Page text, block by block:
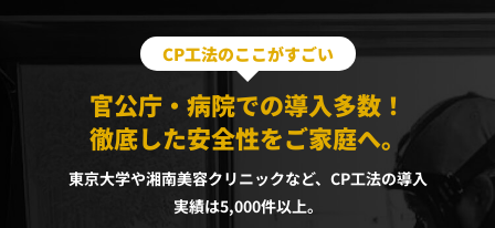
CP工法のここがすごい
官公庁・病院での導入多数！
徹底した安全性をご家庭へ。
東京大学や湘南美容クリニックなど、CP工法の導入
実績は5,000件以上。